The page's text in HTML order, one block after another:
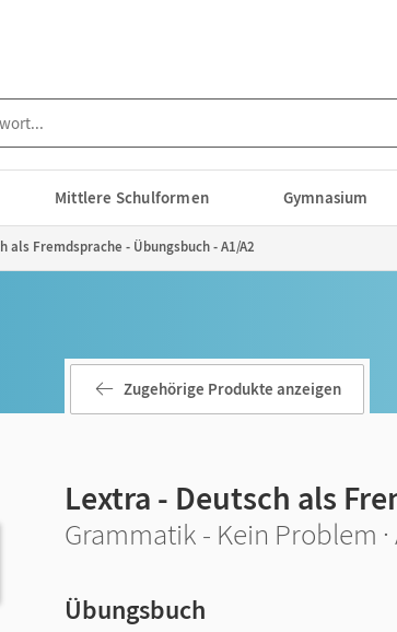
Mittlere Schulformen Gymnasium
als Fremdsprache - Übungsbuch - A1/A2
Zugehörige Produkte anzeigen
Lextra - Deutsch als
Grammatik - Kein Problem ·
Übungsbuch